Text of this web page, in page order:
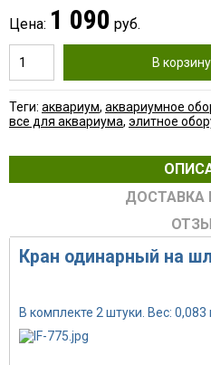
Цена: 1 090 руб.
В корзину
Теги: аквариум, аквариумное
все для аквариума, элитное
ДОСТАВКА
Кран одинарный на
В комплекте 2 штуки. Вес: 0,083